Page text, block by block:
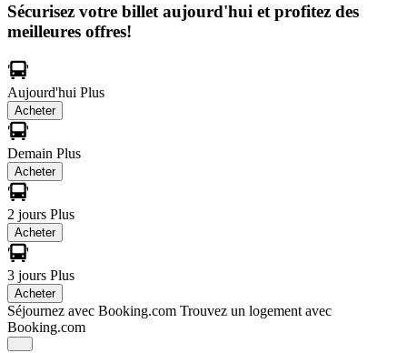
Sécurisez votre billet aujourd'hui et profitez des
meilleures offres!
Aujourd'hui Plus
Acheter
Demain Plus
Acheter
2 jours Plus
Acheter
3 jours Plus
Acheter
Séjournez avec Booking.com Trouvez un logement avec
Booking.com